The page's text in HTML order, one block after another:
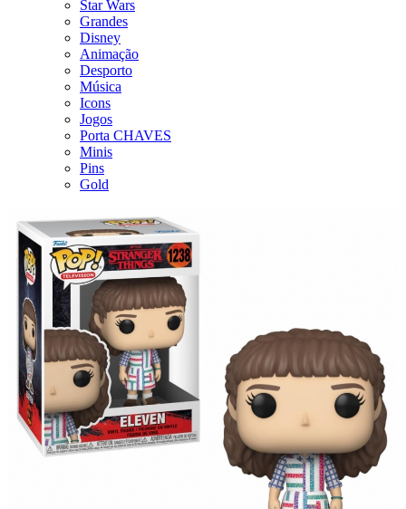
Star Wars
Grandes
Disney
Animação
Desporto
Música
Icons
Jogos
Porta CHAVES
Minis
Pins
Gold